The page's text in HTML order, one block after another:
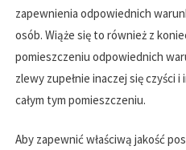
zapewnienia odpowiednich
osób. Wiąże się to również z
pomieszczeniu odpowiednich
zlewy zupełnie inaczej się czyści
całym tym pomieszczeniu.
Aby zapewnić właściwą jakość